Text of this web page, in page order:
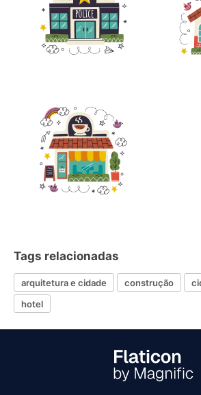
Tags relacionadas
arquitetura e cidade construção
hotel